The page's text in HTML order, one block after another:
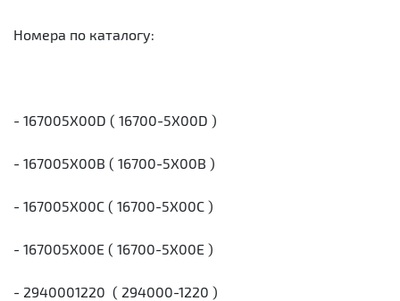
Номера по каталогу:
- 167005X00D ( 16700-5X00D )
- 167005X00B ( 16700-5X00B )
- 167005X00C ( 16700-5X00C )
- 167005X00E ( 16700-5X00E )
- 2940001220 ( 294000-1220 )